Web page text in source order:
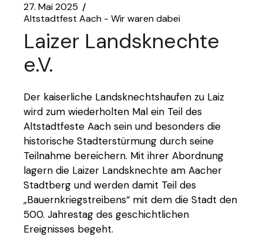
27. Mai 2025
Altstadtfest Aach - Wir waren dabei
Laizer Landsknechte
e.V.
Der kaiserliche Landsknechtshaufen zu Laiz
wird zum wiederholten Mal ein Teil des
Altstadtfeste Aach sein und besonders die
historische Stadterstürmung durch seine
Teilnahme bereichern. Mit ihrer Abordnung
lagern die Laizer Landsknechte am Aacher
Stadtberg und werden damit Teil des
„Bauernkriegstreibens“ mit dem die Stadt den
500. Jahrestag des geschichtlichen
Ereignisses begeht.